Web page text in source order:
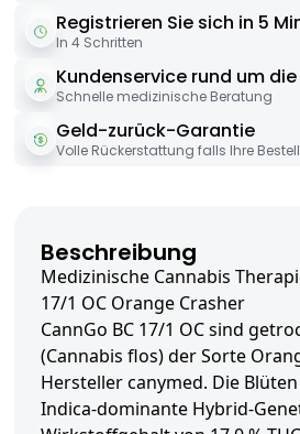
Registrieren Sie sich in 5
In 4 Schritten
Kundenservice rund um die
Schnelle medizinische Beratung
Geld-zurück-Garantie
Volle Rückerstattung falls Ihre
Beschreibung
Medizinische Cannabis
17/1 OC Orange Crasher
CannGo BC 17/1 OC sind
(Cannabis flos) der Sorte
Hersteller canymed. Die
Indica-dominante Hybrid-